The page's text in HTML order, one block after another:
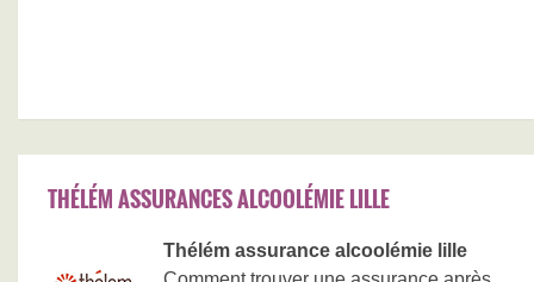
THÉLÉM ASSURANCES ALCOOLÉMIE LILLE
Thélém assurance alcoolémie lille